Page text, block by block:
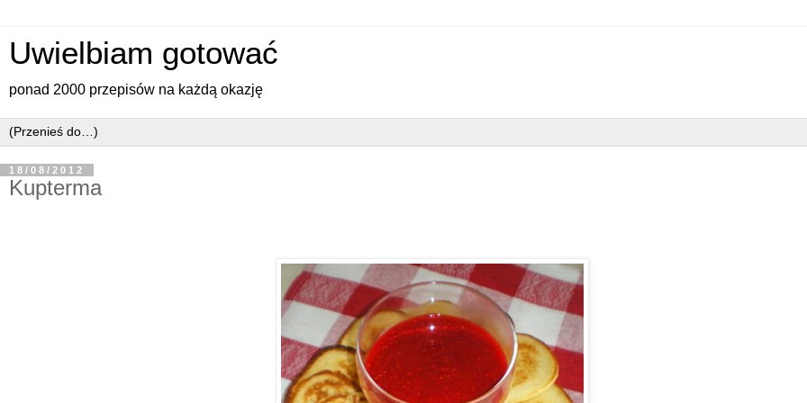
Uwielbiam gotować
ponad 2000 przepisów na każdą okazję
18/08/2012
Kupterma